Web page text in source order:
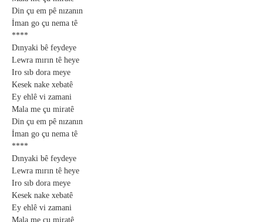
Din çu em pê nızanın
İman go çu nema tê
****
Dınyaki bê feydeye
Lewra mırın tê heye
Iro sıb dora meye
Kesek nake xebatê
Ey ehlê vi zamani
Mala me çu miratê
Din çu em pê nızanın
İman go çu nema tê
****
Dınyaki bê feydeye
Lewra mırın tê heye
Iro sıb dora meye
Kesek nake xebatê
Ey ehlê vi zamani
Mala me çu miratê